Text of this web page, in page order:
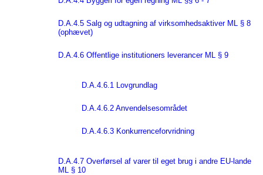
D.A.4.5 Salg og udtagning af virksomhedsaktiver ML § 8
(ophævet)
D.A.4.6 Offentlige institutioners leverancer ML § 9
D.A.4.6.1 Lovgrundlag
D.A.4.6.2 Anvendelsesområdet
D.A.4.6.3 Konkurrenceforvridning
D.A.4.7 Overførsel af varer til eget brug i andre EU-lande
ML § 10